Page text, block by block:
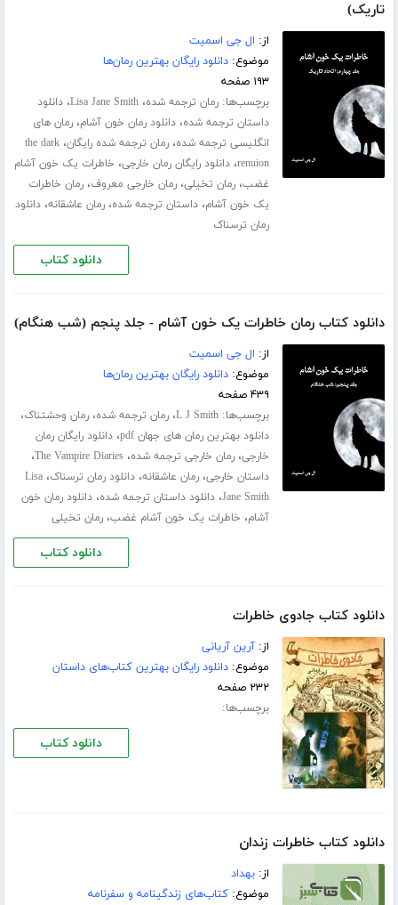
تاریک)
از: ال جی اسمیت
موضوع:دانلود رایگان بهترین رمان‌ها
۱۹۳ صفحه
برچسب‌ها:رمان ترجمه شده،Lisa Jane Smith،دانلود
داستان ترجمه شده،دانلود رمان خون آشام،رمان های
انگلیسی ترجمه شده،رمان ترجمه شده رایگان،the dark
renuion،دانلود رایگان رمان خارجی، خاطرات یک خون آشام
غضب،رمان تخیلی،رمان خارجی معروف،رمان خاطرات
یک خون آشام،داستان ترجمه شده،رمان عاشقانه،دانلود
رمان ترسناک
دانلود کتاب
دانلود کتاب رمان خاطرات یک خون آشام - جلد پنجم (شب هنگام)
از: ال جی اسمیت
موضوع:دانلود رایگان بهترین رمان‌ها
۴۳۹ صفحه
برچسب‌ها:L J Smith،رمان ترجمه شده،رمان وحشتناک،
دانلود بهترین رمان های جهان pdf ،دانلود رایگان رمان
خارجی،رمان خارجی ترجمه شده،The Vampire Diaries،
داستان خارجی،رمان عاشقانه،دانلود رمان ترسناک،Lisa
Jane Smith،دانلود داستان ترجمه شده،دانلود رمان خون
آشام، خاطرات یک خون آشام غضب،رمان تخیلی
دانلود کتاب
دانلود کتاب جادوی خاطرات
از:آرین آریانی
موضوع:دانلود رایگان بهترین کتاب‌های داستان
۲۳۲ صفحه
برچسب‌ها:
دانلود کتاب
دانلود کتاب خاطرات زندان
از:بهداد
موضوع:کتاب‌های زندگینامه و سفرنامه